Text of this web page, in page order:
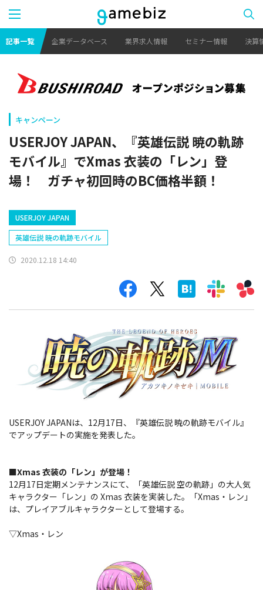
記事一覧 企業データベース 業界求人情報 セミナー情報 決算
キャンペーン
USERJOY JAPAN、『英雄伝説 暁の軌跡
モバイル』でXmas 衣装の「レン」登
場！ ガチャ初回時のBC価格半額！
USERJOY JAPAN
英雄伝説 暁の軌跡モバイル
2020.12.18 14:40
USERJOY JAPANは、12月17日、『英雄伝説 暁の軌跡モバイル』
でアップデートの実施を発表した。
■Xmas 衣装の「レン」が登場！
12月17日定期メンテナンスにて、「英雄伝説 空の軌跡」の大人気
キャラクター「レン」の Xmas 衣装を実装した。「Xmas・レン」
は、プレイアブルキャラクターとして登場する。
▽Xmas・レン